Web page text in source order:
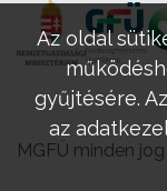
MGFÜ minden
Az oldal
gyűjtésére.
az